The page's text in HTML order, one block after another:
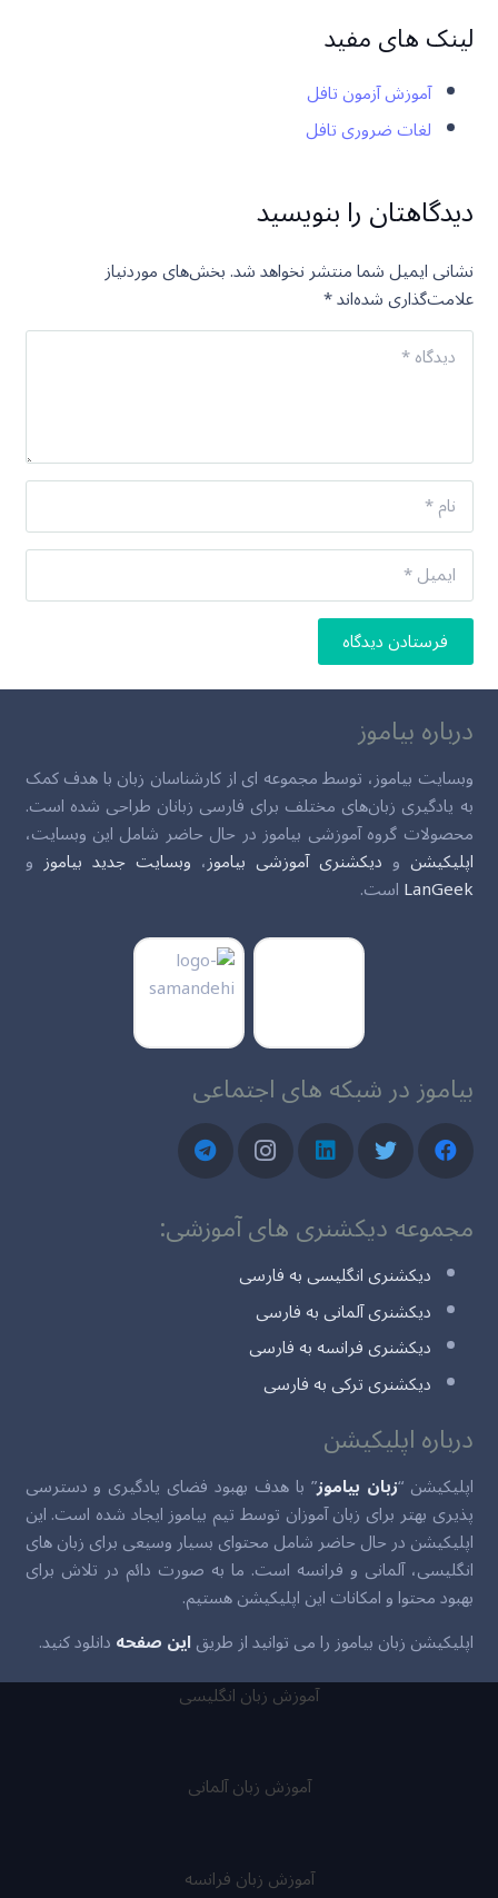
لینک های مفید
آموزش آزمون تافل
لغات ضروری تافل
دیدگاهتان را بنویسید
نشانی ایمیل شما منتشر نخواهد شد.بخش‌های موردنیاز
علامت‌گذاری شده‌اند*
فرستادن دیدگاه
درباره بیاموز
وبسایت بیاموز، توسط مجموعه ای از کارشناسان زبان با هدف کمک
به یادگیری زبان‌های مختلف برای فارسی زبانان طراحی شده است.
محصولات گروه آموزشی بیاموز در حال حاضر شامل این وبسایت،
اپلیکیشن و دیکشنری آموزشی بیاموز، وبسایت جدید بیاموز و
LanGeekاست.
بیاموز در شبکه های اجتماعی
مجموعه دیکشنری های آموزشی:
دیکشنری انگلیسی به فارسی
دیکشنری آلمانی به فارسی
دیکشنری فرانسه به فارسی
دیکشنری ترکی به فارسی
درباره اپلیکیشن
اپلیکیشن “زبان بیاموز” با هدف بهبود فضای یادگیری و دسترسی
پذیری بهتر برای زبان آموزان توسط تیم بیاموز ایجاد شده است. این
اپلیکیشن در حال حاضر شامل محتوای بسیار وسیعی برای زبان های
انگلیسی، آلمانی و فرانسه است. ما به صورت دائم در تلاش برای
بهبود محتوا و امکانات این اپلیکیشن هستیم.
اپلیکیشن زبان بیاموز را می توانید از طریقاین صفحهدانلود کنید.
آموزش زبان انگلیسی
آموزش زبان آلمانی
آموزش زبان فرانسه